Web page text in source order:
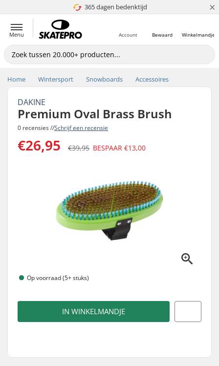
365 dagen bedenktijd
4.8 van 5 ×
Menu Winkelmandje
Bewaard
Account
Home Wintersport Snowboards Accessoires
DAKINE
Premium Oval Brass Brush
0 recensies //Schrijf een recensie
€26,95 €39,95 BESPAAR €13,00
Op voorraad (5+ stuks)
IN WINKELMANDJE